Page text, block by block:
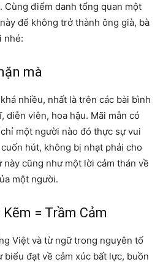
Cùng điểm danh tổng quan một
để không trở thành ông già, bà
nhé:
mà
nhiều, nhất là trên các bài bình
diễn viên, hoa hậu. Mãi mẫn có
một người nào đó thực sự vui
hút, không bị nhạt phải cho
này cũng như một lời cảm thán về
một người.
= Trầm Cảm
Việt và từ ngữ trong nguyên tố
biểu đạt về cảm xúc bất lực, buồn